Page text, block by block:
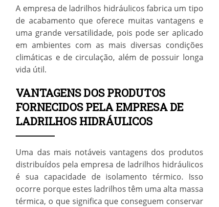
A empresa de ladrilhos hidráulicos fabrica um tipo
de acabamento que oferece muitas vantagens e
uma grande versatilidade, pois pode ser aplicado
em ambientes com as mais diversas condições
climáticas e de circulação, além de possuir longa
vida útil.
VANTAGENS DOS PRODUTOS
FORNECIDOS PELA EMPRESA DE
LADRILHOS HIDRÁULICOS
Uma das mais notáveis vantagens dos produtos
distribuídos pela empresa de ladrilhos hidráulicos
é sua capacidade de isolamento térmico. Isso
ocorre porque estes ladrilhos têm uma alta massa
térmica, o que significa que conseguem conservar